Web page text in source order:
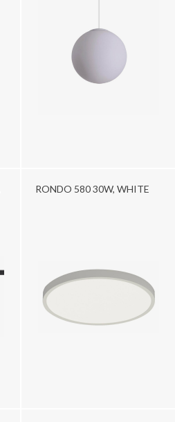
RONDO 580 30W, WHITE